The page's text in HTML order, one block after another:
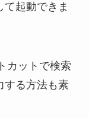
起動できま
カットで検索
する方法も素